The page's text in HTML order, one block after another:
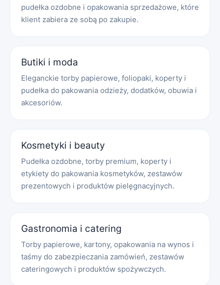
pudełka ozdobne i opakowania sprzedażowe, które
klient zabiera ze sobą po zakupie.
Butiki i moda
Eleganckie torby papierowe, foliopaki, koperty i
pudełka do pakowania odzieży, dodatków, obuwia i
akcesoriów.
Kosmetyki i beauty
Pudełka ozdobne, torby premium, koperty i
etykiety do pakowania kosmetyków, zestawów
prezentowych i produktów pielęgnacyjnych.
Gastronomia i catering
Torby papierowe, kartony, opakowania na wynos i
taśmy do zabezpieczania zamówień, zestawów
cateringowych i produktów spożywczych.